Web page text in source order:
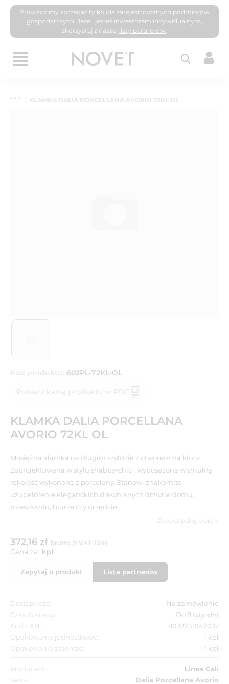
Prowadzimy sprzedaż tylko dla zarejestrowanych podmiotów
gospodarczych. Jeżeli jesteś inwestorem indywidualnym,
skorzystaj z naszej listy partnerów.
KLAMKA DALIA PORCELLANA AVORIO 72KL OL
Kod produktu: 602PL-72KL-OL
Pobierz kartę produktu w PDF
KLAMKA DALIA PORCELLANA
AVORIO 72KL OL
Mosiężna klamka na długim szyldzie z otworem na klucz.
Zaprojektowana w stylu shabby-chic i wyposażona w smukłą
rękojeść wykonaną z porcelany. Stanowi znakomite
uzupełnienie eleganckich drewnianych drzwi w domu,
mieszkaniu, biurze czy urzędzie.
Zobacz pełny opis
372,16 zł brutto (z VAT 23%)
Cena za: kpl
Zapytaj o produkt Lista partnerów
Dostępność:
Na zamówienie
Czas dostawy:
Do 8 tygodni
Kod EAN:
8032731047032
Opakowanie jednostkowe:
1 kpl
Opakowanie zbiorcze:
1 kpl
Producent:
Linea Cali
Seria:
Dalia Porcellana Avorio